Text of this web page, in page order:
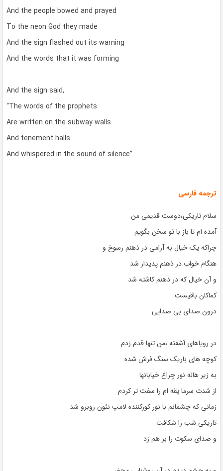
And the people bowed and prayed
To the neon God they made
And the sign flashed out its warning
And the words that it was forming
And the sign said,
“The words of the prophets
Are written on the subway walls
And tenement halls
And whispered in the sound of silence”
ترجمه فارسی
سلام تاریکی،دوست قدیمی من
آمده ام تا باز با تو سخن بگویم
چراکه یک خیال به آرامی در ذهنم رسوخ و
هنگام خواب در ذهنم پدیدار شد
و آن خیال که در ذهنم کاشته شد
کماکان باقیست
درون صدای بی صدایی
در رویاهای آشفته ،من تنها قدم زدم
کوچه های باریک سنگ فرش شده
به زیر هاله نور چراغ خیابانها
از شدت سرما یقه ام را سفت تر کردم
زمانی که چشمانم با نور کورکننده لامپ نئون روبرو شد
تاریکی شب را شکافت
و صدای سکوت را بر هم زد